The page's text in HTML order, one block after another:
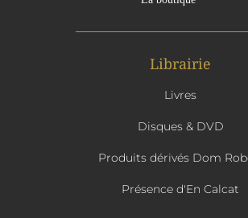
Librairie
Livres
Disques & DVD
Produits dérivés Dom
Présence d'En Calcat